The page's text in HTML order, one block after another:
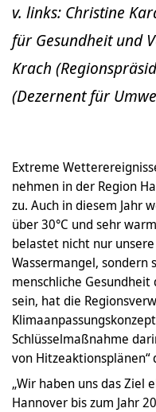
v. links: Christine
für Gesundheit und
Krach
(Dezernent für
Extreme
nehmen in der Region
zu. Auch in diesem Jahr
über 30°C und sehr
belastet nicht nur
Wassermangel,
menschliche
sein, hat die
Schlüsselmaßnahme
von Hitzeaktionsplänen“
„Wir haben uns das Ziel
Hannover bis zum Jahr